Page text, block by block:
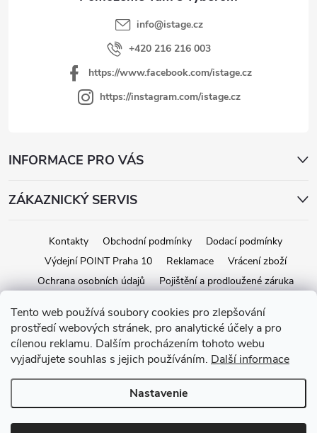
Tento web používá soubory cookies pro zlepšování
prostředí webových stránek, pro analytické účely a pro
cílenou reklamu. Dalším procházením tohoto webu
vyjadřujete souhlas s jejich používáním. Další informace
Nastavenie
info@istage.cz
+420 216 216 003
https://www.facebook.com/istage.cz
https://instagram.com/istage.cz
INFORMACE PRO VÁS
ZÁKAZNICKÝ SERVIS
Kontakty Obchodní podmínky
Dodací podmínky
Výdejní POINT Praha 10
Reklamace
Vrácení zboží
Ochrana osobních údajů
Pojištění a prodloužené záruka
Vytvoril Shoptet
Copyright 2026iStage.cz. Všetky práva vyhradené. Upraviť nastavenie
cookies